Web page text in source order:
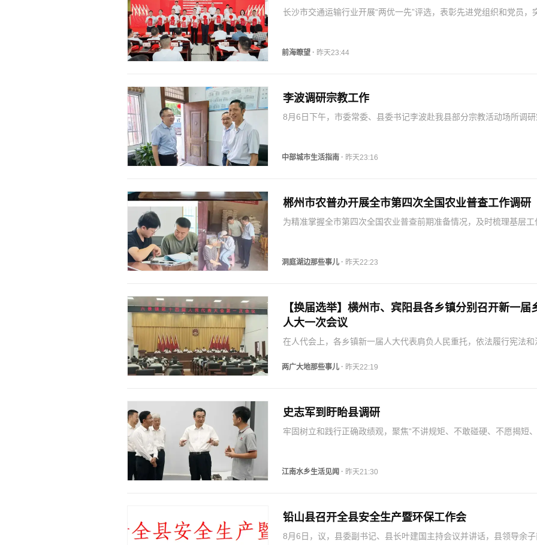
长沙市交通运输行业开展“两优一先”评选，表彰先进党组织和党员，
前海瞭望 · 昨天23:44
李波调研宗教工作
8月6日下午，市委常委、县委书记李波赴我县部分宗教活动场所调研
场所规范化管理…
中部城市生活指南 · 昨天23:16
郴州市农普办开展全市第四次全国农业普查工作调研
为精准掌握全市第四次全国农业普查前期准备情况，及时梳理基层工
统计局郴州调…
洞庭湖边那些事儿 · 昨天22:23
【换届选举】横州市、宾阳县各乡镇分别召开新一届
人大一次会议
在人代会上，各乡镇新一届人大代表肩负人民重托，依法履行宪法和
作报告，表决通过了各项决议、决定，明确了今后五年各乡镇发展方
两广大地那些事儿 · 昨天22:19
史志军到盱眙县调研
牢固树立和践行正确政绩观，聚焦“不讲规矩、不敢碰硬、不愿揭短、
基层治理根…
江南水乡生活见闻 · 昨天21:30
铅山县召开全县安全生产暨环保工作会
8月6日，议，县委副书记、县长叶建国主持会议并讲话，县领导余子